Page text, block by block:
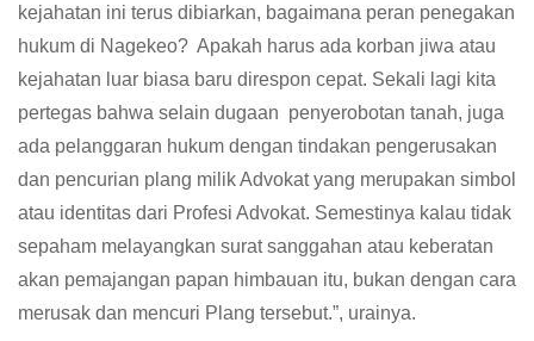
kejahatan ini terus dibiarkan, bagaimana peran penegakan
hukum di Nagekeo? Apakah harus ada korban jiwa atau
kejahatan luar biasa baru direspon cepat. Sekali lagi kita
pertegas bahwa selain dugaan penyerobotan tanah, juga
ada pelanggaran hukum dengan tindakan pengerusakan
dan pencurian plang milik Advokat yang merupakan simbol
atau identitas dari Profesi Advokat. Semestinya kalau tidak
sepaham melayangkan surat sanggahan atau keberatan
akan pemajangan papan himbauan itu, bukan dengan cara
merusak dan mencuri Plang tersebut.”, urainya.